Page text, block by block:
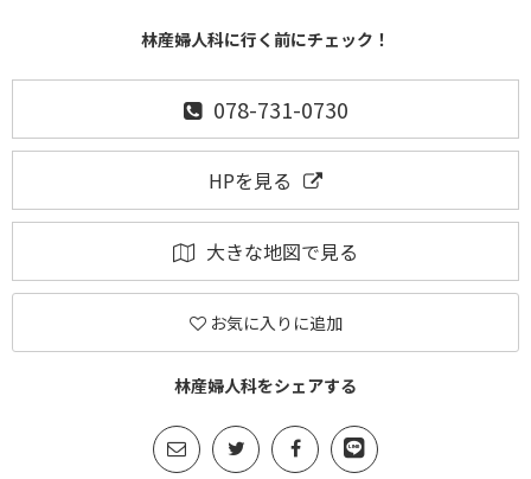
林産婦人科に行く前にチェック！
078-731-0730
HPを見る
大きな地図で見る
お気に入りに追加
林産婦人科をシェアする